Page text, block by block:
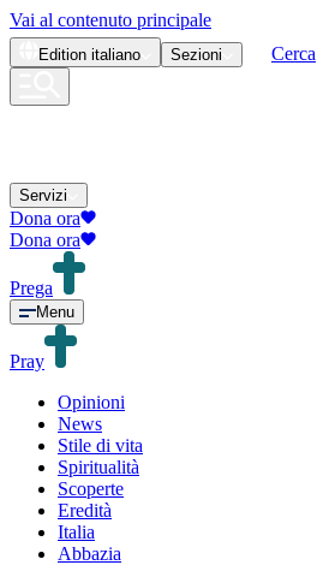
Vai al contenuto principale
Edition italiano Sezioni Cerca
Servizi
Dona ora
Dona ora
Prega
Menu
Pray
Opinioni
News
Stile di vita
Spiritualità
Scoperte
Eredità
Italia
Abbazia